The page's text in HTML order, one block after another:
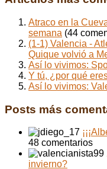
Atraco en la
semana (44
(1-1) Valencia -
Quique volvió a
Así lo vivimos:
Y tú, ¿por qué
Así lo vivimos:
Posts más
48 comentarios
invierno?